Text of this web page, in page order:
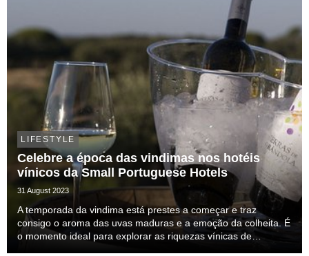
LIFESTYLE
Celebre a época das vindimas nos hotéis
vínicos da Small Portuguese Hotels
31 August 2023
A temporada da vindima está prestes a começar e traz
consigo o aroma das uvas maduras e a emoção da colheita. É
o momento ideal para explorar as riquezas vínicas de